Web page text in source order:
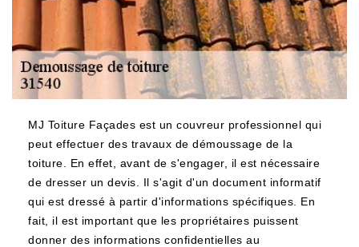
MJ Toiture Façades est un couvreur professionnel qui
peut effectuer des travaux de démoussage de la
toiture. En effet, avant de s'engager, il est nécessaire
de dresser un devis. Il s'agit d'un document informatif
qui est dressé à partir d'informations spécifiques. En
fait, il est important que les propriétaires puissent
donner des informations confidentielles au